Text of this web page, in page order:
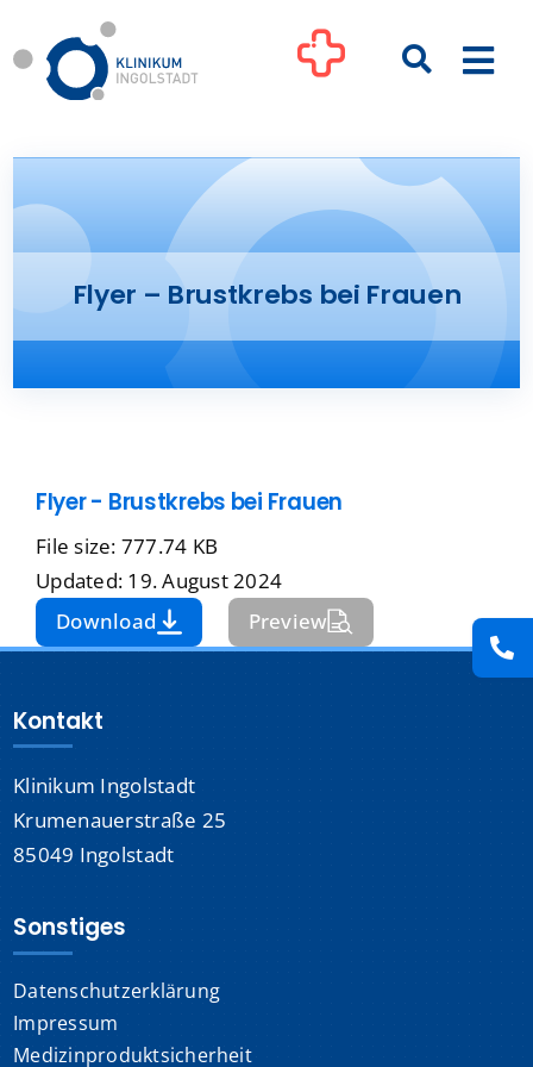
Inhalt
springen
Kliniken
Ihre Gesundheit
Presse
Kontakt
Karriere
Suche
Flyer – Brustkrebs bei Frauen
Flyer - Brustkrebs bei Frauen
File size: 777.74 KB
Updated: 19. August 2024
Download
Preview
Kontakt
Klinikum Ingolstadt
Krumenauerstraße 25
85049 Ingolstadt
Sonstiges
Datenschutzerklärung
Impressum
Medizinproduktsicherheit